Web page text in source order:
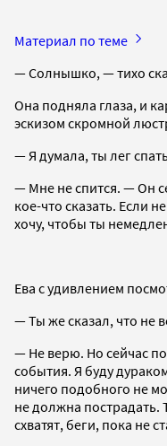
Материал по теме
— Солнышко, — тихо
Она подняла глаза, и
эскизом скромной
— Я думала, ты лег
— Мне не спится. — Он
кое-что сказать. Если
хочу, чтобы ты
Ева с удивлением
— Ты же сказал, что не
— Не верю. Но сейчас
события. Я буду
ничего подобного не
не должна
схватят, беги, пока не